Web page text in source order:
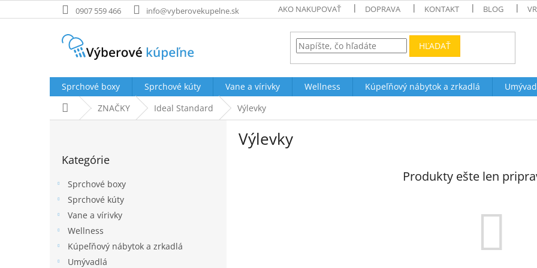
na
0907 559 466 info@vyberovekupelne.sk AKO NAKUPOVAŤ DOPRAVA KONTAKT BLOG
HĽADAŤ
Sprchové boxy Sprchové kúty Vane a vírivky Wellness Kúpeľňový nábytok a zrkadlá
DomovZNAČKY Ideal Standard Výlevky
kategórie
Kategórie
Sprchové boxy
Sprchové kúty
Vane a vírivky
Wellness
Kúpeľňový nábytok a zrkadlá
Umývadlá
Výlevky
Produkty ešte len